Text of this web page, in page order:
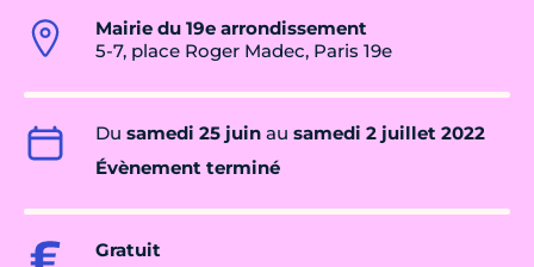
Mairie du 19e arrondissement
5-7, place Roger Madec, Paris 19e
Du samedi 25 juin au samedi 2 juillet 2022
Évènement terminé
Gratuit